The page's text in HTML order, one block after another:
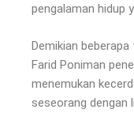
pengalaman hidup
Demikian
Farid Poniman
menemukan
seseorang dengan